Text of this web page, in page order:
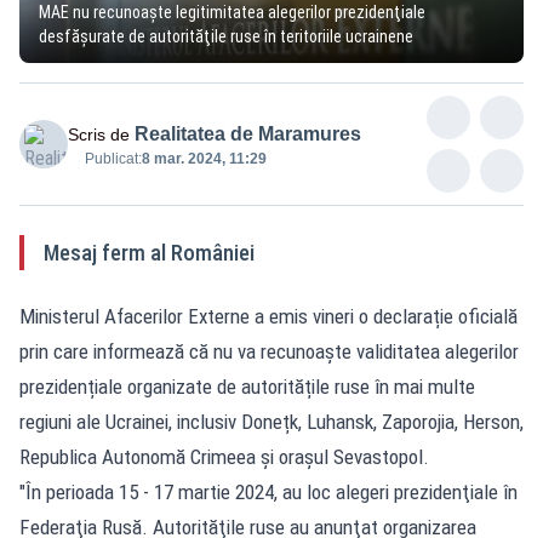
MAE nu recunoaşte legitimitatea alegerilor prezidenţiale
desfăşurate de autorităţile ruse în teritoriile ucrainene
Scris de Realitatea de Maramures
Publicat:8 mar. 2024, 11:29
Mesaj ferm al României
Ministerul Afacerilor Externe a emis vineri o declarație oficială
prin care informează că nu va recunoaște validitatea alegerilor
prezidențiale organizate de autoritățile ruse în mai multe
regiuni ale Ucrainei, inclusiv Donețk, Luhansk, Zaporojia, Herson,
Republica Autonomă Crimeea și orașul Sevastopol.
"În perioada 15 - 17 martie 2024, au loc alegeri prezidenţiale în
Federaţia Rusă. Autorităţile ruse au anunţat organizarea